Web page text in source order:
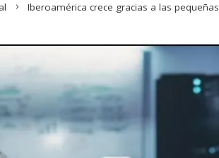
Iberoamérica crece gracias a las